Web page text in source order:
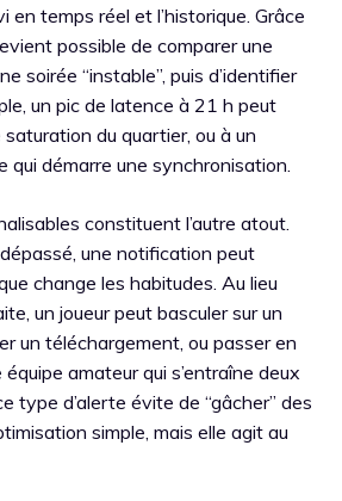
en temps réel et l’historique. Grâce
possible de comparer une
soirée “instable”, puis d’identifier
un pic de latence à 21 h peut
du quartier, ou à un
qui démarre une synchronisation.
constituent l’autre atout.
une notification peut
change les habitudes. Au lieu
un joueur peut basculer sur un
un téléchargement, ou passer en
amateur qui s’entraîne deux
type d’alerte évite de “gâcher” des
simple, mais elle agit au